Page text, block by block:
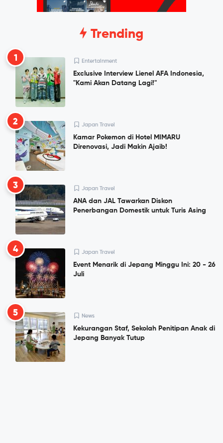
Trending
1 Entertainment
Exclusive Interview Lienel AFA Indonesia,
"Kami Akan Datang Lagi!"
2 Japan Travel
Kamar Pokemon di Hotel MIMARU
Direnovasi, Jadi Makin Ajaib!
3 Japan Travel
ANA dan JAL Tawarkan Diskon
Penerbangan Domestik untuk Turis Asing
4 Japan Travel
Event Menarik di Jepang Minggu Ini: 20 - 26
Juli
5 News
Kekurangan Staf, Sekolah Penitipan Anak di
Jepang Banyak Tutup